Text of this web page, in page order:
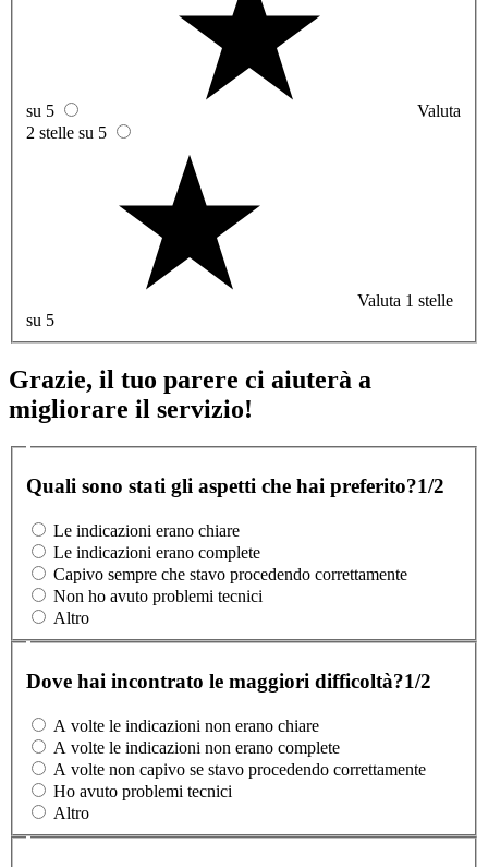
su 5
Valuta
2 stelle su 5
Valuta 1 stelle
su 5
Grazie, il tuo parere ci aiuterà a
migliorare il servizio!
Quali sono stati gli aspetti che hai preferito?1/2
Le indicazioni erano chiare
Le indicazioni erano complete
Capivo sempre che stavo procedendo correttamente
Non ho avuto problemi tecnici
Altro
Dove hai incontrato le maggiori difficoltà?1/2
A volte le indicazioni non erano chiare
A volte le indicazioni non erano complete
A volte non capivo se stavo procedendo correttamente
Ho avuto problemi tecnici
Altro